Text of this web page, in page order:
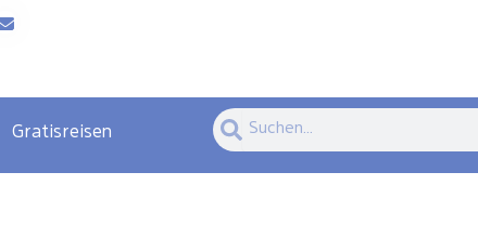
Gratisreisen
SucheSuche